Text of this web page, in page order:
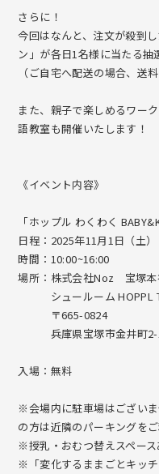
変化するくるくる本棚【回
変化するままごとキッチン
Stacking Box Toy【ベビー
ColoColo Chest【チェスト
bébéd【ベビーベッド】
HOUSE & BED【プレイハウ
GENKI-METER【身長計・
Baby Merry【ベビーメリー
FAQ
CONTACT
会社概要
会員・保証登録
さらに！
今回はなんと、注文が殺到
ン」が各日1名様に当たる
（ご自宅へ配送の場合、送
また、親子で楽しめるワー
語教室も開催いたします！
《イベント内容》
「ホップル わくわく
日程：2025年11月1日（土）
時間：10:00~16:00
場所：株式会社Noz 宝塚本
シュールーム HOPPL
〒665-0824
兵庫県宝塚市金井町2-
入場：無料
※会場内に駐車場はござい
の方は近隣のパーキングを
※授乳・おむつ替えスペース
※「変化するままごとキッ